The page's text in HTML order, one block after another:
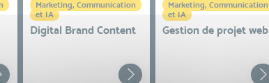
Marketing, Communication
et IA
Digital Brand Content
Marketing, Communication
et IA
Gestion de projet web